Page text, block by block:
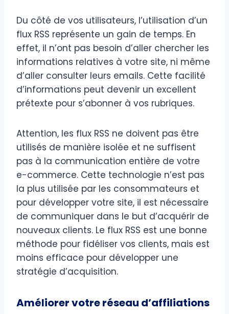
Du côté de vos utilisateurs, l’utilisation d’un
flux RSS représente un gain de temps. En
effet, il n’ont pas besoin d’aller chercher les
informations relatives à votre site, ni même
d’aller consulter leurs emails. Cette facilité
d’informations peut devenir un excellent
prétexte pour s’abonner à vos rubriques.
Attention, les flux RSS ne doivent pas être
utilisés de manière isolée et ne suffisent
pas à la communication entière de votre
e-commerce. Cette technologie n’est pas
la plus utilisée par les consommateurs et
pour développer votre site, il est nécessaire
de communiquer dans le but d’acquérir de
nouveaux clients. Le flux RSS est une bonne
méthode pour fidéliser vos clients, mais est
moins efficace pour développer une
stratégie d’acquisition.
Améliorer votre réseau d’affiliations